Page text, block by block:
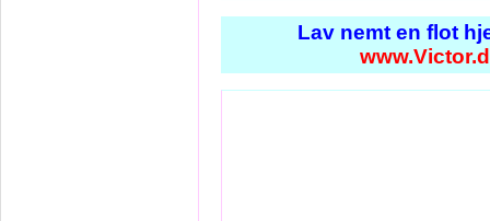
Lav nemt en flot